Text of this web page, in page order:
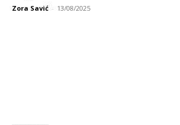
Zora Savić - 13/08/2025